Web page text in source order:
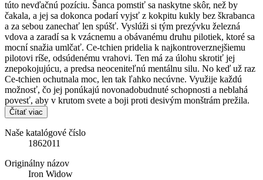
túto nevďačnú pozíciu. Šanca pomstiť sa naskytne skôr, než by
čakala, a jej sa dokonca podarí vyjsť z kokpitu kukly bez škrabanca
a za sebou zanechať len spúšť. Vyslúži si tým prezývku železná
vdova a zaradí sa k vzácnemu a obávanému druhu pilotiek, ktoré sa
mocní snažia umlčať. Ce-tchien pridelia k najkontroverznejšiemu
pilotovi ríše, odsúdenému vrahovi. Ten má za úlohu skrotiť jej
znepokojujúcu, a predsa neoceniteľnú mentálnu silu. No keď už raz
Ce-tchien ochutnala moc, len tak ľahko necúvne. Využije každú
možnosť, čo jej ponúkajú novonadobudnuté schopnosti a neblahá
povesť, aby v krutom svete a boji proti desivým monštrám prežila.
Čítať viac
Naše katalógové číslo
1862011
Originálny názov
Iron Widow